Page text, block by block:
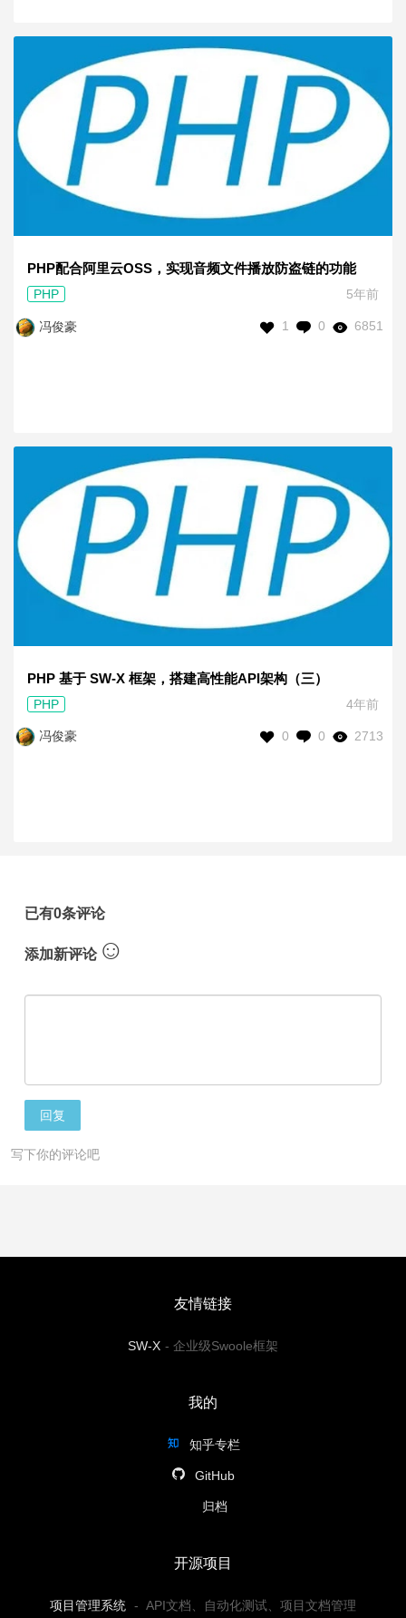
PHP配合阿里云OSS，实现音频文件播放防盗链的功能
PHP 5年前
冯俊豪 6851
0
1
PHP 基于 SW-X 框架，搭建高性能API架构（三）
PHP 4年前
冯俊豪 2713
0
0
已有0条评论
添加新评论☺
回复
写下你的评论吧
友情链接
SW-X - 企业级Swoole框架
我的
知乎专栏
GitHub
归档
开源项目
项目管理系统 - API文档、自动化测试、项目文档管理